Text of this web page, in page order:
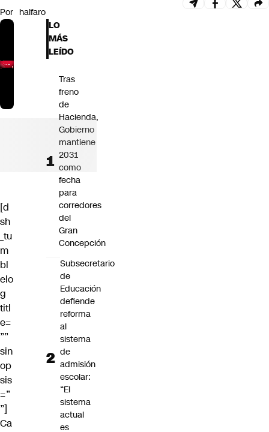
Por halfaro
[d
sh
_tu
m
bl
elo
g
titl
e=
””
sin
op
sis
=”
”]
Ca
LO
MÁS
LEÍDO
Tras
freno
de
Hacienda,
Gobierno
mantiene
2031
como
fecha
para
corredores
del
Gran
Concepción
Subsecretario
de
Educación
defiende
reforma
al
sistema
de
admisión
escolar:
“El
sistema
actual
es